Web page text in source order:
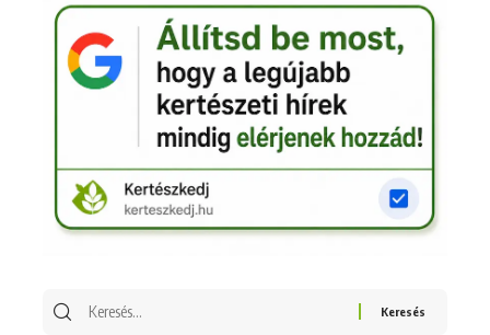
Keresés